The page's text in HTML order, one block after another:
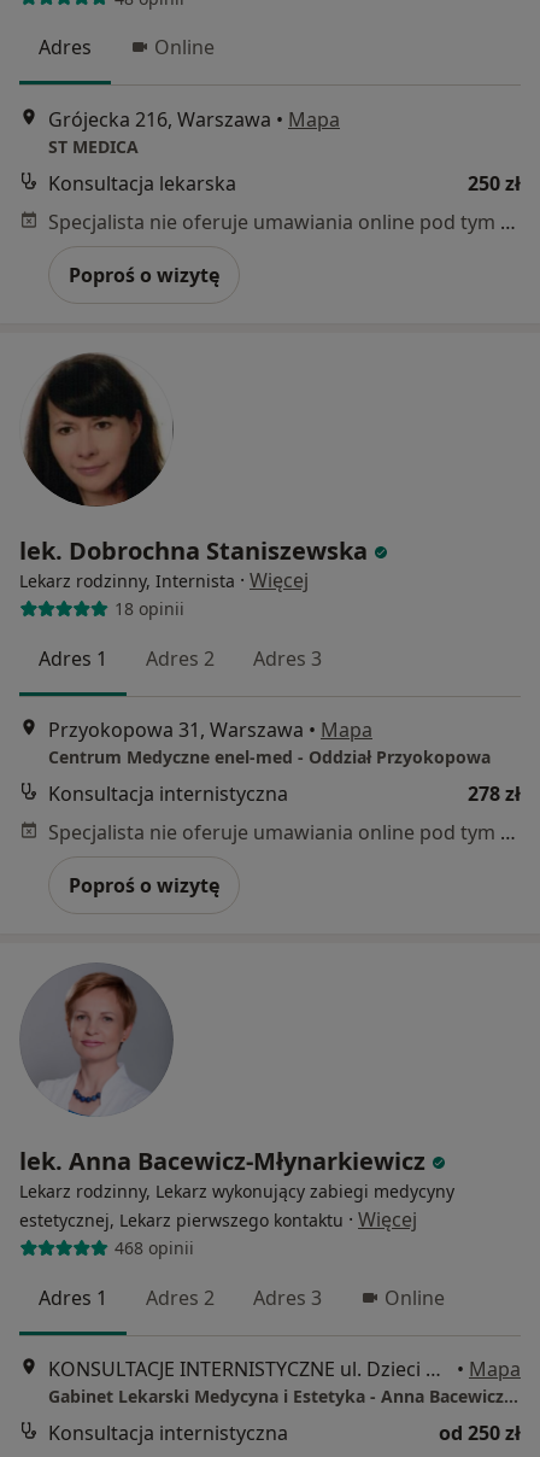
Adres Online
Grójecka 216, Warszawa • Mapa
ST MEDICA
Konsultacja lekarska
250 zł
Specjalista nie oferuje umawiania online pod tym adresem.
Poproś o wizytę
lek. Dobrochna Staniszewska
Lekarz rodzinny, Internista · Więcej
18 opinii
Adres 1 Adres 2 Adres 3
Przyokopowa 31, Warszawa • Mapa
Centrum Medyczne enel-med - Oddział Przyokopowa
Konsultacja internistyczna
278 zł
Specjalista nie oferuje umawiania online pod tym adresem.
Poproś o wizytę
lek. Anna Bacewicz-Młynarkiewicz
Lekarz rodzinny, Lekarz wykonujący zabiegi medycyny
estetycznej, Lekarz pierwszego kontaktu · Więcej
468 opinii
Adres 1 Adres 2 Adres 3 Online
KONSULTACJE INTERNISTYCZNE ul. Dzieci Warszawy 40A lok. 30, Warszawa • Mapa
Gabinet Lekarski Medycyna i Estetyka - Anna Bacewicz-Młynarkiewicz
Konsultacja internistyczna
od 250 zł